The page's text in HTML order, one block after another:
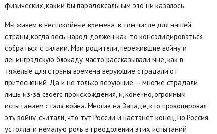
физических, каким бы парадоксальным это ни казалось.
Мы живем в неспокойные времена, в том числе для нашей
страны, когда весь народ должен как-то консолидироваться,
собраться с силами. Мои родители, пережившие войну и
ленинградскую блокаду, часто рассказывали мне, как в
тяжелые для страны времена верующие страдали от
притеснений. Да и не только верующие — многие страдали
лишь из-за своего происхождения, и, конечно, огромным
испытанием стала война. Многие на Западе, кто провоцировал
эту войну, считали, что тут России и настанет конец, но Россия
устояла, и немалую роль в преодолении этих испытаний